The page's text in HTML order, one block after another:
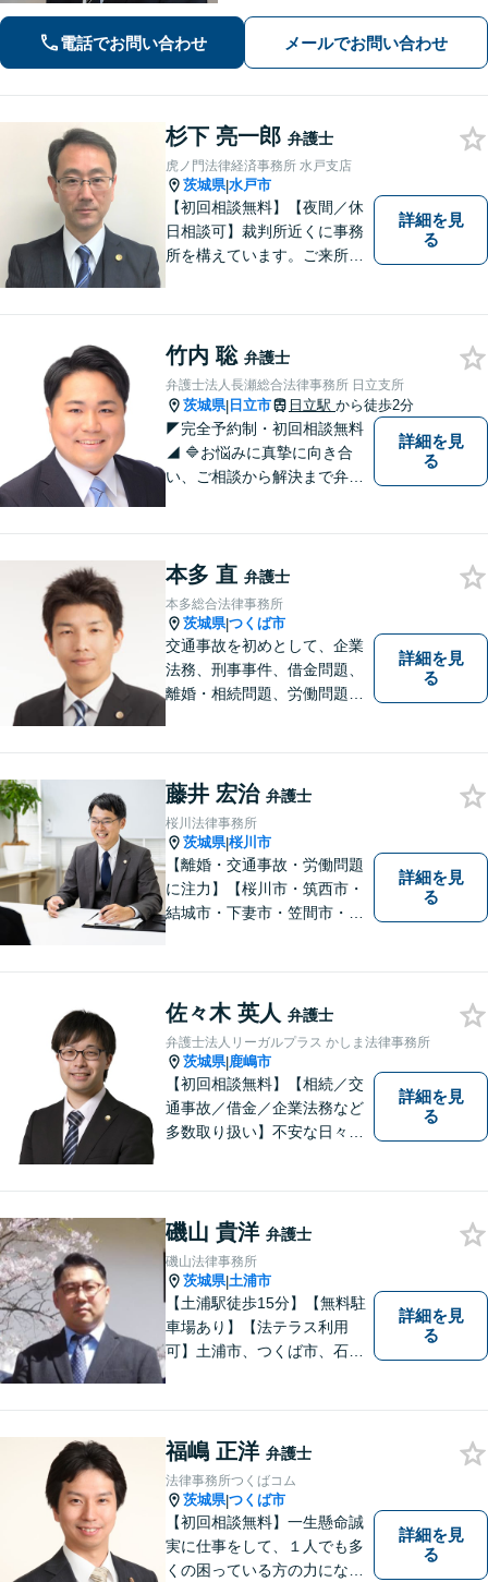
電話でお問い合わせ メールでお問い合わせ
杉下 亮一郎 弁護士
虎ノ門法律経済事務所 水戸支店
茨城県|水戸市
【初回相談無料】【夜間／休
日相談可】裁判所近くに事務
所を構えています。ご来所・
もに最善の解決を目指しま
す。
詳細を見
る
竹内 聡 弁護士
弁護士法人長瀬総合法律事務所 日立支所
茨城県| 日立市 日立駅 から徒歩2分
◤完全予約制・初回相談無料
◢ 🔷お悩みに真摯に向き合
い、ご相談から解決まで弁護
安心の第一歩を踏み出しまし
ょう。お気軽にお問い合わせ
ください。
詳細を見
る
本多 直 弁護士
本多総合法律事務所
茨城県|つくば市
交通事故を初めとして、企業
法務、刑事事件、借金問題、
離婚・相続問題、労働問題そ
実・迅速・丁寧な事件処理を
心掛けています。
詳細を見
る
藤井 宏治 弁護士
桜川法律事務所
茨城県|桜川市
【離婚・交通事故・労働問題
に注力】【桜川市・筑西市・
結城市・下妻市・笠間市・真
詳細を見
る
佐々木 英人 弁護士
弁護士法人リーガルプラス かしま法律事務所
茨城県|鹿嶋市
【初回相談無料】【相続／交
通事故／借金／企業法務など
多数取り扱い】不安な日々を
まいります。法律的知見のア
ップデートを怠りません。
詳細を見
る
磯山 貴洋 弁護士
磯山法律事務所
茨城県|土浦市
【土浦駅徒歩15分】【無料駐
車場あり】【法テラス利用
可】土浦市、つくば市、石岡
す。
詳細を見
る
福嶋 正洋 弁護士
法律事務所つくばコム
茨城県|つくば市
【初回相談無料】一生懸命誠
実に仕事をして、１人でも多
くの困っている方の力にな
詳細を見
る